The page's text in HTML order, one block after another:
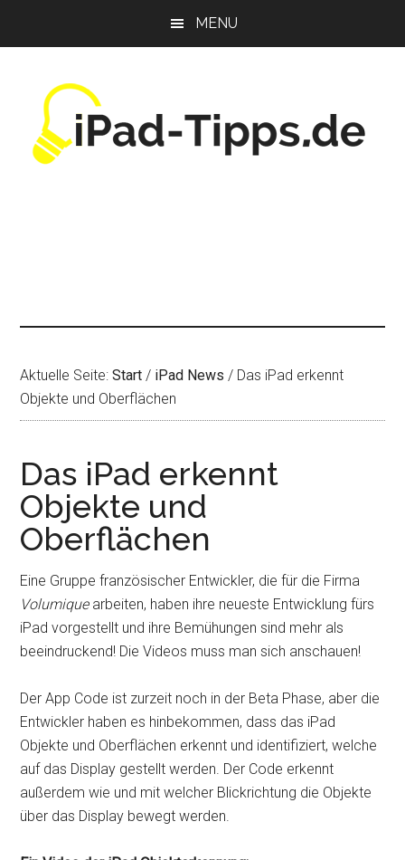
MENU
Aktuelle Seite:Start / iPad News / Das iPad erkennt
Objekte und Oberflächen
Das iPad erkennt
Objekte und
Oberflächen
Eine Gruppe französischer Entwickler, die für die Firma
Volumique arbeiten, haben ihre neueste Entwicklung fürs
iPad vorgestellt und ihre Bemühungen sind mehr als
beeindruckend! Die Videos muss man sich anschauen!
Der App Code ist zurzeit noch in der Beta Phase, aber die
Entwickler haben es hinbekommen, dass das iPad
Objekte und Oberflächen erkennt und identifiziert, welche
auf das Display gestellt werden. Der Code erkennt
außerdem wie und mit welcher Blickrichtung die Objekte
über das Display bewegt werden.